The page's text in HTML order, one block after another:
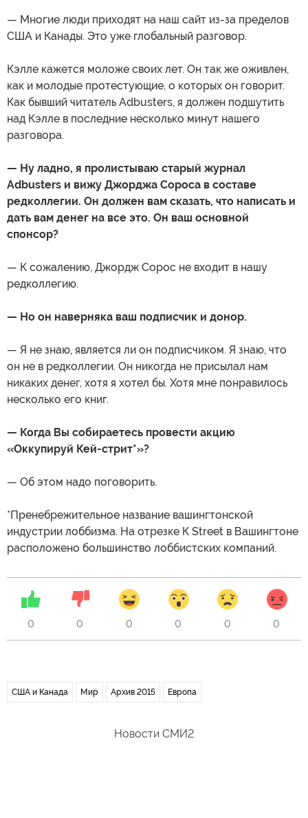
— Многие люди приходят на наш сайт из-за пределов
США и Канады. Это уже глобальный разговор.
Кэлле кажется моложе своих лет. Он так же оживлен,
как и молодые протестующие, о которых он говорит.
Как бывший читатель Adbusters, я должен подшутить
над Кэлле в последние несколько минут нашего
разговора.
— Ну ладно, я пролистываю старый журнал
Adbusters и вижу Джорджа Сороса в составе
редколлегии. Он должен вам сказать, что написать и
дать вам денег на все это. Он ваш основной
спонсор?
— К сожалению, Джордж Сорос не входит в нашу
редколлегию.
— Но он наверняка ваш подписчик и донор.
— Я не знаю, является ли он подписчиком. Я знаю, что
он не в редколлегии. Он никогда не присылал нам
никаких денег, хотя я хотел бы. Хотя мне понравилось
несколько его книг.
— Когда Вы собираетесь провести акцию
«Оккупируй Кей-стрит*»?
— Об этом надо поговорить.
*Пренебрежительное название вашингтонской
индустрии лоббизма. На отрезке К Street в Вашингтоне
расположено большинство лоббистских компаний.
0 0 0 0 0 0
США и Канада Мир Архив 2015 Европа
Новости СМИ2